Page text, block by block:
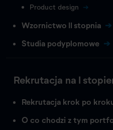
Product design
Wzornictwo II stopnia
Studia podyplomowe
Rekrutacja na I
Rekrutacja krok po
O co chodzi z tym